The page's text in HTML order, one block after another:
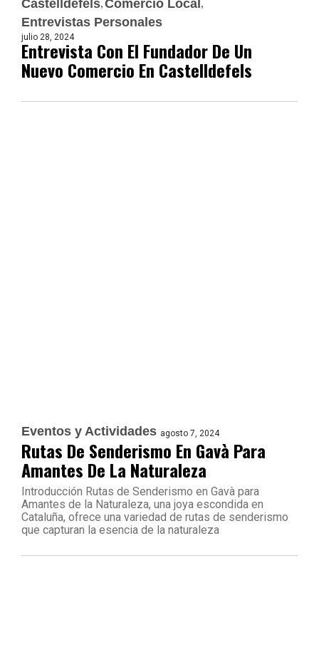
Castelldefels Comercio Local
Entrevistas Personales
julio 28, 2024
Entrevista Con El Fundador De Un
Nuevo Comercio En Castelldefels
Eventos y Actividades agosto 7, 2024
Rutas De Senderismo En Gavà Para
Amantes De La Naturaleza
Introducción Rutas de Senderismo en Gavà para
Amantes de la Naturaleza, una joya escondida en
Cataluña, ofrece una variedad de rutas de senderismo
que capturan la esencia de la naturaleza